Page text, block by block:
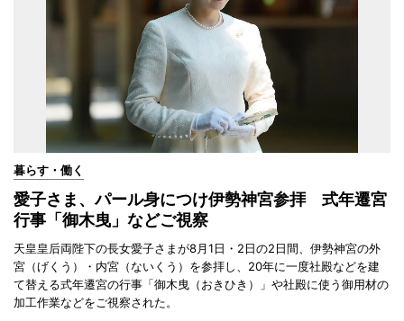
暮らす・働く
愛子さま、パール身につけ伊勢神宮参拝 式年遷宮
行事「御木曳」などご視察
天皇皇后両陛下の長女愛子さまが8月1日・2日の2日間、伊勢神宮の外
宮（げくう）・内宮（ないくう）を参拝し、20年に一度社殿などを建
て替える式年遷宮の行事「御木曳（おきひき）」や社殿に使う御用材の
加工作業などをご視察された。